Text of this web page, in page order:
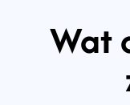
Wat